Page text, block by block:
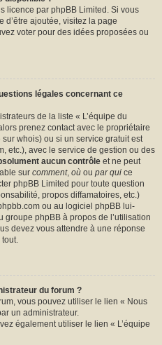
licence par phpBB Limited. Si vous
d’être ajoutée, visitez la page
voter pour des idées proposées ou
légales concernant ce
de la liste « L’équipe du
prenez contact avec le propriétaire
sur whois) ou si un service gratuit est
etc.), avec le service de gestion ou des
aucun contrôle et ne peut
sur comment, où ou par qui ce
phpBB Limited pour toute question
propos diffamatoires, etc.)
ou au logiciel phpBB lui-
phpBB à propos de l’utilisation
devez vous attendre à une réponse
du forum ?
vous pouvez utiliser le lien « Nous
un administrateur.
également utiliser le lien « L’équipe